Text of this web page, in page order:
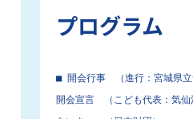
プログラム
■ 開会行事　（進行：宮城県
開会宣言　（こども代表：気仙